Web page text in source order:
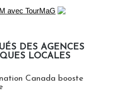
DES AGENCES
LOCALES
Canada booste